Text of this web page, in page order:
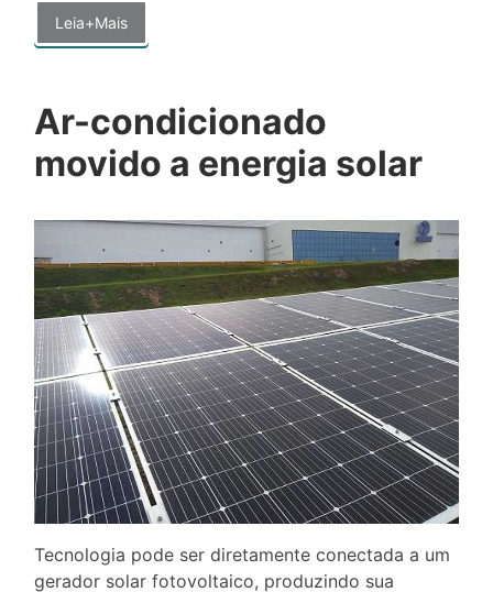
Leia+Mais
Ar-condicionado
movido a energia solar
Tecnologia pode ser diretamente conectada a um
gerador solar fotovoltaico, produzindo sua